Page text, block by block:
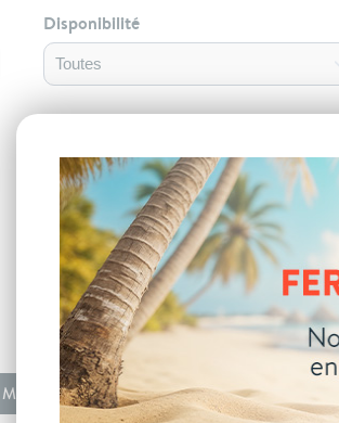
Disponibilité
Modèle Couleur